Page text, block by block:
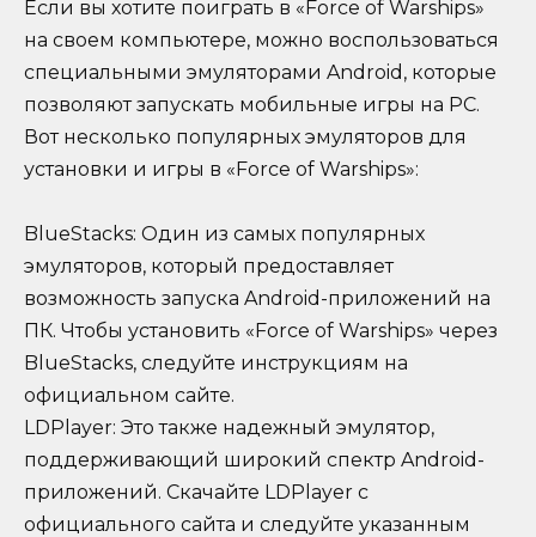
Если вы хотите поиграть в «Force of Warships»
на своем компьютере, можно воспользоваться
специальными эмуляторами Android, которые
позволяют запускать мобильные игры на PC.
Вот несколько популярных эмуляторов для
установки и игры в «Force of Warships»:
BlueStacks: Один из самых популярных
эмуляторов, который предоставляет
возможность запуска Android-приложений на
ПК. Чтобы установить «Force of Warships» через
BlueStacks, следуйте инструкциям на
официальном сайте.
LDPlayer: Это также надежный эмулятор,
поддерживающий широкий спектр Android-
приложений. Скачайте LDPlayer с
официального сайта и следуйте указанным